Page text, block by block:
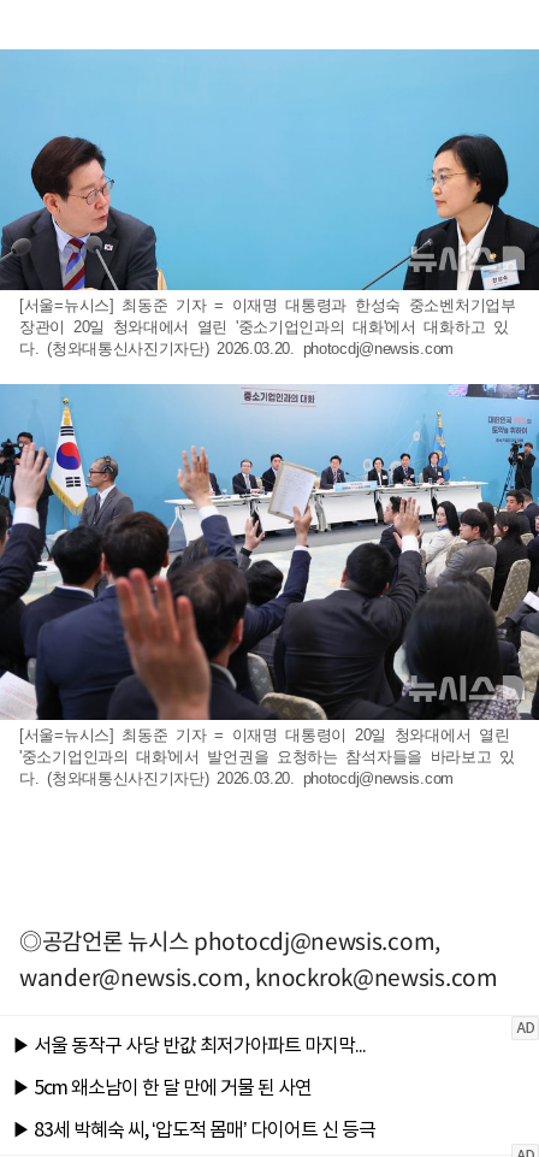
[서울=뉴시스] 최동준 기자 = 이재명 대통령과 한성숙 중소벤처기업부
장관이 20일 청와대에서 열린 '중소기업인과의 대화'에서 대화하고 있
다. (청와대통신사진기자단) 2026.03.20. photocdj@newsis.com
[서울=뉴시스] 최동준 기자 = 이재명 대통령이 20일 청와대에서 열린
'중소기업인과의 대화'에서 발언권을 요청하는 참석자들을 바라보고 있
다. (청와대통신사진기자단) 2026.03.20. photocdj@newsis.com
◎공감언론 뉴시스photocdj@newsis.com,
wander@newsis.com,knockrok@newsis.com